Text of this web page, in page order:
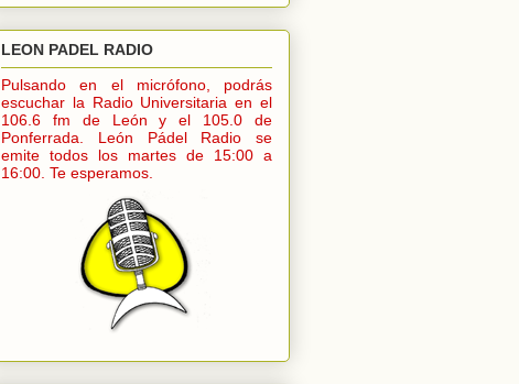
LEON PADEL RADIO
Pulsando en el micrófono, podrás
escuchar la Radio Universitaria en el
106.6 fm de León y el 105.0 de
Ponferrada. León Pádel Radio se
emite todos los martes de 15:00 a
16:00. Te esperamos.